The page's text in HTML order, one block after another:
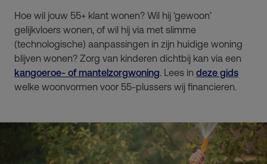
Hoe wil jouw 55+ klant wonen? Wil hij ‘gewoon’
gelijkvloers wonen, of wil hij via met slimme
(technologische) aanpassingen in zijn huidige woning
blijven wonen? Zorg van kinderen dichtbij kan via een
kangoeroe- of mantelzorgwoning. Lees in deze gids
welke woonvormen voor 55-plussers wij financieren.